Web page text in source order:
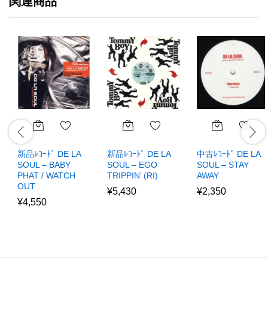
新品ﾚｺｰﾄﾞ DE LA
SOUL – BABY
PHAT / WATCH
OUT
¥4,550
新品ﾚｺｰﾄﾞ DE LA
SOUL – EGO
TRIPPIN’ (RI)
¥5,430
中古ﾚｺｰﾄﾞ DE LA
SOUL – STAY
AWAY
¥2,350